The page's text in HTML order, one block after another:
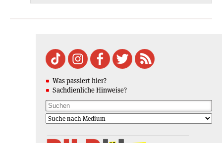
Was passiert hier?
Sachdienliche Hinweise?